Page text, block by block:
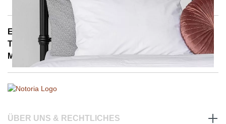
E-Mail: info@notoria.de
Telefon: +49 (0) 30 / 3450 5420
Mo. - Fr. 8.00 - 15.30 Uhr
ÜBER UNS & RECHTLICHES